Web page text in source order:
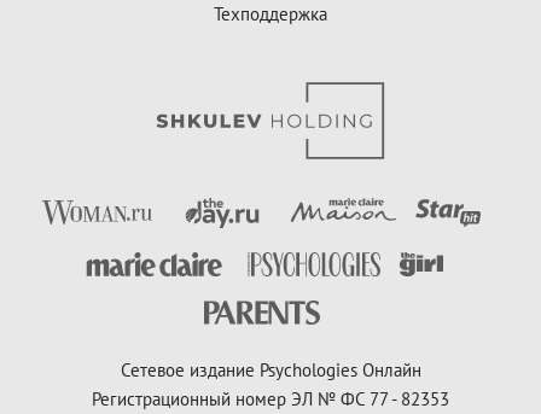
Техподдержка
Сетевое издание Psychologies Онлайн
Регистрационный номер ЭЛ № ФС 77 - 82353